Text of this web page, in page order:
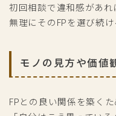
初回相談で違和感があれ
無理にそのFPを選び続
モノの見方や価値
FPとの良い関係を築くた